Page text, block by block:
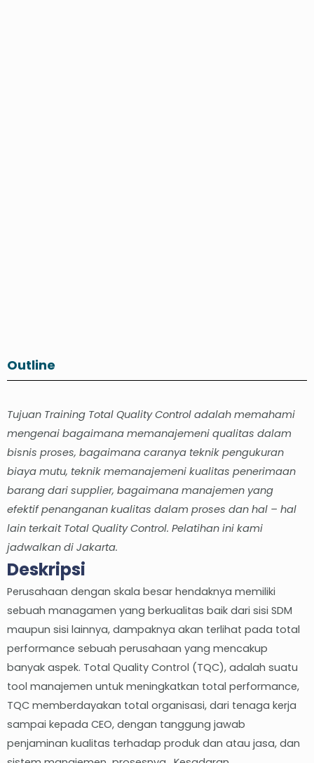
Outline
Tujuan Training Total Quality Control adalah memahami
mengenai bagaimana memanajemeni qualitas dalam
bisnis proses, bagaimana caranya teknik pengukuran
biaya mutu, teknik memanajemeni kualitas penerimaan
barang dari supplier, bagaimana manajemen yang
efektif penanganan kualitas dalam proses dan hal – hal
lain terkait Total Quality Control. Pelatihan ini kami
jadwalkan di Jakarta.
Deskripsi
Perusahaan dengan skala besar hendaknya memiliki
sebuah managamen yang berkualitas baik dari sisi SDM
maupun sisi lainnya, dampaknya akan terlihat pada total
performance sebuah perusahaan yang mencakup
banyak aspek. Total Quality Control (TQC), adalah suatu
tool manajemen untuk meningkatkan total performance,
TQC memberdayakan total organisasi, dari tenaga kerja
sampai kepada CEO, dengan tanggung jawab
penjaminan kualitas terhadap produk dan atau jasa, dan